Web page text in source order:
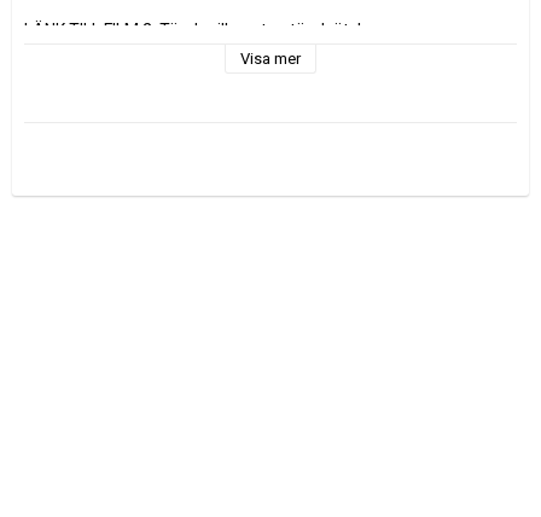
LÄNK TILL FILM 2 : Tänd grillen utan tändvätska
en tidning om att man kunde plocka kottar i skogen och doppa
Visa mer